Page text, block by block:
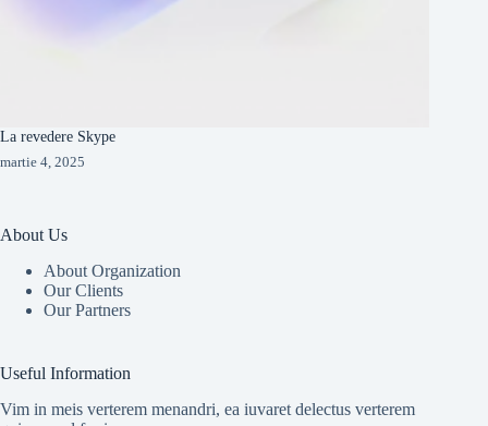
La revedere Skype
martie 4, 2025
About Us
About Organization
Our Clients
Our Partners
Useful Information
Vim in meis verterem menandri, ea iuvaret delectus verterem